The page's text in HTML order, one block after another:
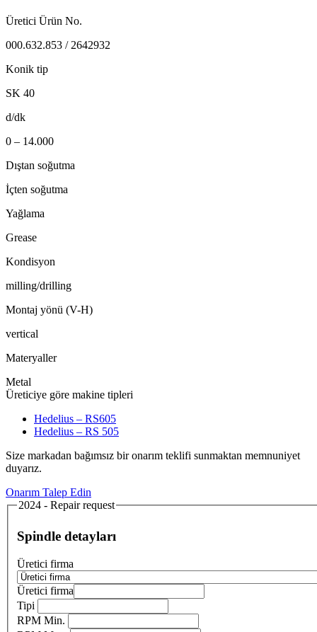
Üretici Ürün No.
000.632.853 / 2642932
Konik tip
SK 40
d/dk
0 – 14.000
Dıştan soğutma
İçten soğutma
Yağlama
Grease
Kondisyon
milling/drilling
Montaj yönü (V-H)
vertical
Materyaller
Metal
Üreticiye göre makine tipleri
Hedelius – RS605
Hedelius – RS 505
Size markadan bağımsız bir onarım teklifi sunmaktan memnuniyet
duyarız.
Onarım Talep Edin
2024 - Repair request
Spindle detayları
Üretici firma
Üretici firma
Tipi
RPM Min.